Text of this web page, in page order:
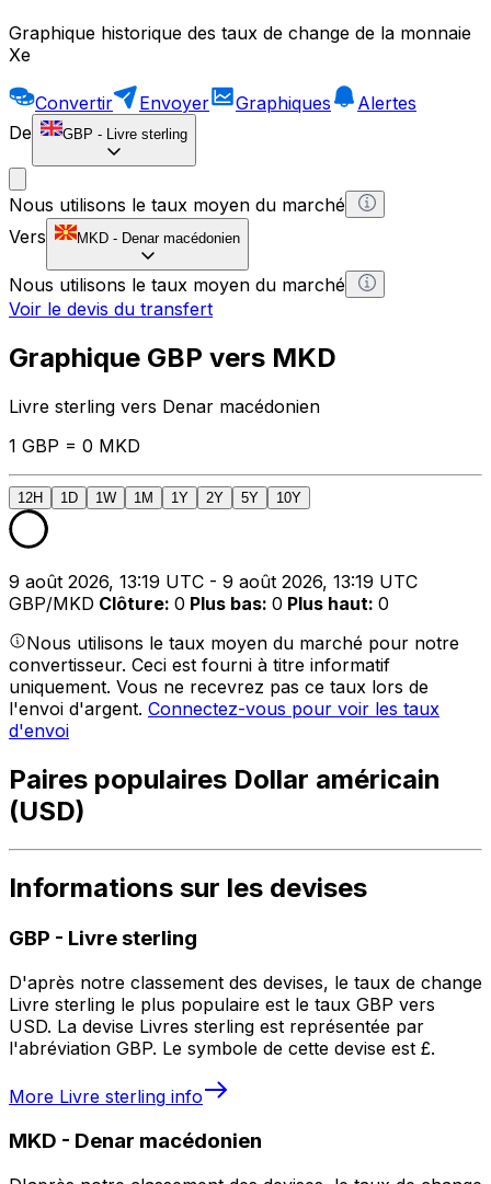
Graphique historique des taux de change de la monnaie
Xe
Convertir Envoyer Graphiques
Alertes
De
GBP - Livre sterling
Nous utilisons le taux moyen du marché
Vers
MKD - Denar macédonien
Nous utilisons le taux moyen du marché
Voir le devis du transfert
Graphique GBP vers MKD
Livre sterling vers Denar macédonien
1 GBP = 0 MKD
12H 1D 1W 1M 1Y 2Y 5Y 10Y
9 août 2026, 13:19 UTC - 9 août 2026, 13:19 UTC
GBP/MKD Clôture: 0 Plus bas: 0 Plus haut: 0
Nous utilisons le taux moyen du marché pour notre
convertisseur. Ceci est fourni à titre informatif
uniquement. Vous ne recevrez pas ce taux lors de
l'envoi d'argent. Connectez-vous pour voir les taux
d'envoi
Paires populaires Dollar américain
(USD)
Informations sur les devises
GBP - Livre sterling
D'après notre classement des devises, le taux de change
Livre sterling le plus populaire est le taux GBP vers
USD. La devise Livres sterling est représentée par
l'abréviation GBP. Le symbole de cette devise est £.
More Livre sterling info
MKD - Denar macédonien